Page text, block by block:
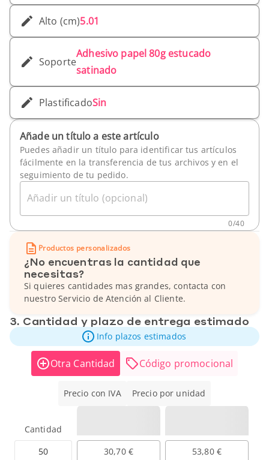
Alto (cm)5.01
Soporte
Adhesivo papel 80g estucado
satinado
PlastificadoSin
Añade un título a este artículo
Puedes añadir un título para identificar tus artículos
fácilmente en la transferencia de tus archivos y en el
seguimiento de tu pedido.
Añadir un título (opcional)
0/40
Productos personalizados
¿No encuentras la cantidad que
necesitas?
Si quieres cantidades mas grandes, contacta con
nuestro Servicio de Atención al Cliente.
3. Cantidad y plazo de entrega estimado
Info plazos estimados
Otra Cantidad Código promocional
Precio con IVA Precio por unidad
Cantidad
50
30,70 € 53,80 €